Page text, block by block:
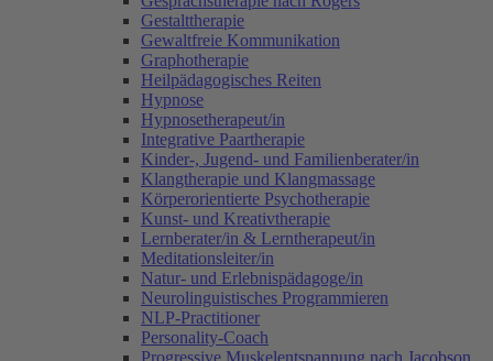
Gestalttherapie
Gewaltfreie Kommunikation
Graphotherapie
Heilpädagogisches Reiten
Hypnose
Hypnosetherapeut/in
Integrative Paartherapie
Kinder-, Jugend- und Familienberater/in
Klangtherapie und Klangmassage
Körperorientierte Psychotherapie
Kunst- und Kreativtherapie
Lernberater/in & Lerntherapeut/in
Meditationsleiter/in
Natur- und Erlebnispädagoge/in
Neurolinguistisches Programmieren
NLP-Practitioner
Personality-Coach
Progressive Muskelentspannung nach Jacobson